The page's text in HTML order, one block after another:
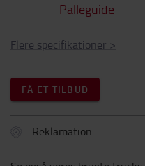
Palleguide
Flere specifikationer >
FÅ ET TILBUD
Reklamation